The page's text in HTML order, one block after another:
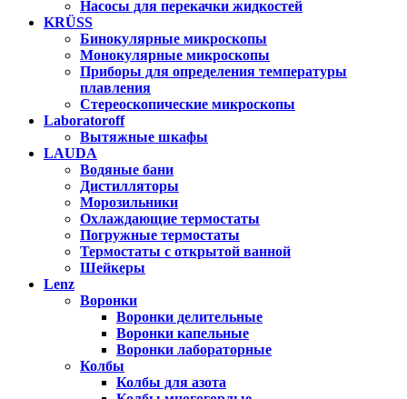
Насосы для перекачки жидкостей
KRÜSS
Бинокулярные микроскопы
Монокулярные микроскопы
Приборы для определения температуры
плавления
Стереоскопические микроскопы
Laboratoroff
Вытяжные шкафы
LAUDA
Водяные бани
Дистилляторы
Морозильники
Охлаждающие термостаты
Погружные термостаты
Термостаты с открытой ванной
Шейкеры
Lenz
Воронки
Воронки делительные
Воронки капельные
Воронки лабораторные
Колбы
Колбы для азота